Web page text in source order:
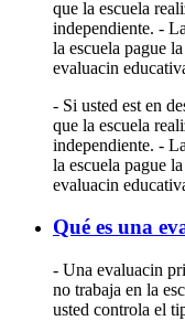
que la escuela
independiente. -
la escuela pague
evaluacin
- Si usted est en
que la escuela
independiente. -
la escuela pague
evaluacin
Qué es una
- Una evaluacin
no trabaja en la
usted controla el